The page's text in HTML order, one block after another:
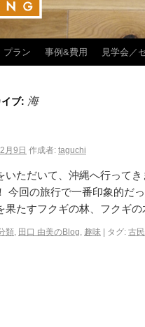
プラン 事例&費用 見学会／
ブ: 海
月9日 作成者: taguchi
いただいて、沖縄へ行って
今回の旅行で一番印象的だ
果たすフクギの林、フクギ
類, 田口 由美のBlog, 趣味 タグ: 古